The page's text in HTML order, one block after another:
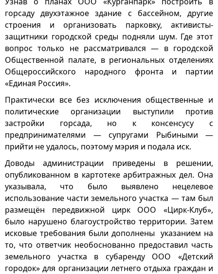
горсаду двухэтажное здание с бассейном, другие
строения и организовать парковку, активисты-
защитники городской среды подняли шум. Где этот
вопрос только не рассматривался — в городской
Общественной палате, в региональных отделениях
Общероссийского народного фронта и партии
«Единая Россия».
Практически все без исключения общественные и
политические организации выступили против
застройки горсада, но к консенсусу с
предпринимателями — супругами Рыбиными —
прийти не удалось, поэтому мэрия и подала иск.
Доводы администрации приведены в решении,
опубликованном в картотеке арбитражных дел. Она
указывала, что было выявлено нецелевое
использование части земельного участка — там был
размещён передвижной цирк ООО «Цирк-Клуб»,
было нарушено благоустройство территории. Затем
исковые требования были дополнены указанием на
то, что ответчик необоснованно предоставил часть
земельного участка в субаренду ООО «Детский
городок» для организации летнего отдыха граждан и